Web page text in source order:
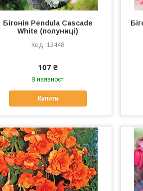
Бігонія Pendula Cascade
White (полуниці)
12448
107 ₴
В наявності
Купити